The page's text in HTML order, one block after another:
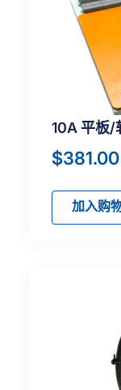
10A 平板/
$381.00
加入购